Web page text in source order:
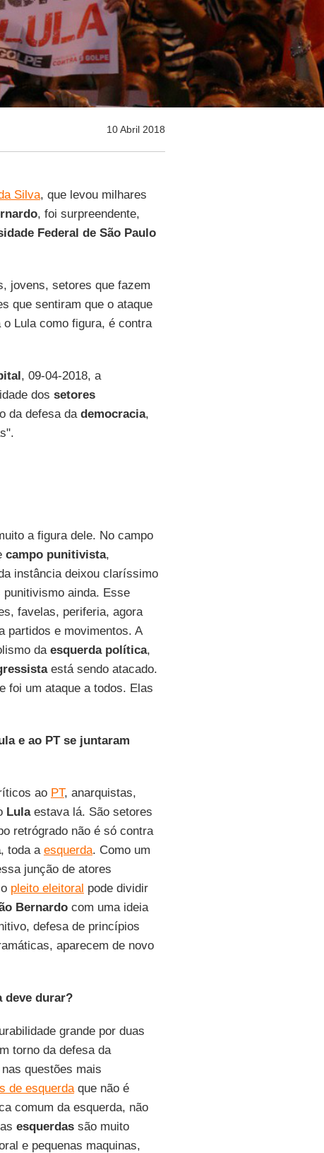
10 Abril 2018
Silva, que levou milhares
, foi surpreendente,
Federal de São Paulo
jovens, setores que fazem
que sentiram que o ataque
Lula como figura, é contra
, 09-04-2018, a
dos setores
da defesa da democracia,
a figura dele. No campo
campo punitivista,
instância deixou claríssimo
ainda. Esse
favelas, periferia, agora
partidos e movimentos. A
da esquerda política,
está sendo atacado.
foi um ataque a todos. Elas
e ao PT se juntaram
ao PT, anarquistas,
Lulaestava lá. São setores
retrógrado não é só contra
, toda a esquerda. Como um
junção de atores
pleito eleitoral pode dividir
Bernardocom uma ideia
defesa de princípios
aparecem de novo
deve durar?
grande por duas
torno da defesa da
questões mais
de esquerdaque não é
comum da esquerda, não
esquerdassão muito
e pequenas maquinas,